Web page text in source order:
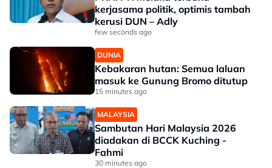
kerjasama politik, optimis tambah
kerusi DUN – Adly
few seconds ago
DUNIA
Kebakaran hutan: Semua laluan
masuk ke Gunung Bromo ditutup
15 minutes ago
MALAYSIA
Sambutan Hari Malaysia 2026
diadakan di BCCK Kuching -
Fahmi
30 minutes ago